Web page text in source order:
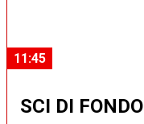
11:45
SCI DI FONDO